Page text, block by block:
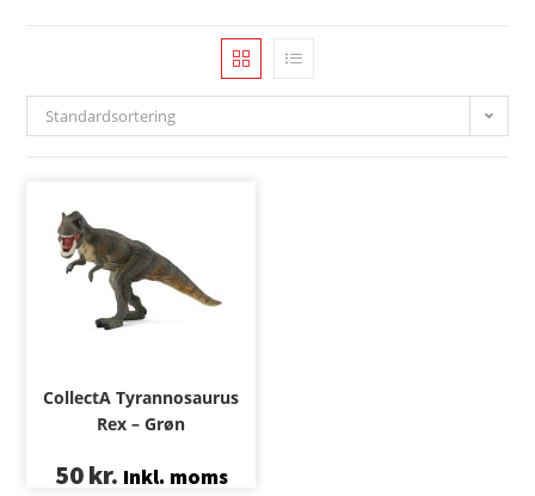
Standardsortering
CollectA Tyrannosaurus
Rex – Grøn
50kr. Inkl. moms